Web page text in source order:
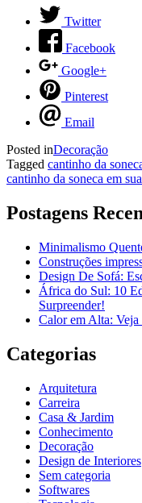
Twitter
Facebook
Google+
Pinterest
Email
Posted inDecoração
Tagged cantinho da
cantinho da soneca em
Postagens
Minimalismo
Construções
Design De Sofá:
África do Sul: 10
Surpreender!
Calor em Alta: Veja
Categorias
Arquitetura
Carreira
Casa & Jardim
Conhecimento
Decoração
Design de Interiores
Sem categoria
Softwares